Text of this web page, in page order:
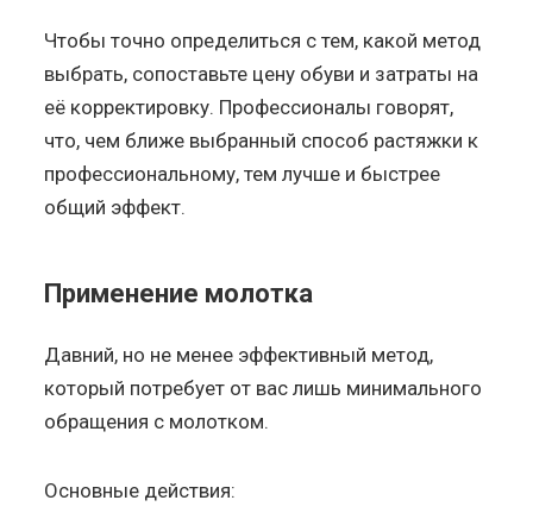
Чтобы точно определиться с тем, какой метод
выбрать, сопоставьте цену обуви и затраты на
её корректировку. Профессионалы говорят,
что, чем ближе выбранный способ растяжки к
профессиональному, тем лучше и быстрее
общий эффект.
Применение молотка
Давний, но не менее эффективный метод,
который потребует от вас лишь минимального
обращения с молотком.
Основные действия: